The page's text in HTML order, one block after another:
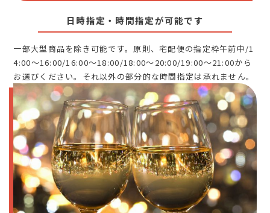
日時指定・時間指定が可能です
一部大型商品を除き可能です。原則、宅配便の指定枠午前中/1
4:00～16:00/16:00～18:00/18:00～20:00/19:00～21:00から
お選びください。それ以外の部分的な時間指定は承れません。